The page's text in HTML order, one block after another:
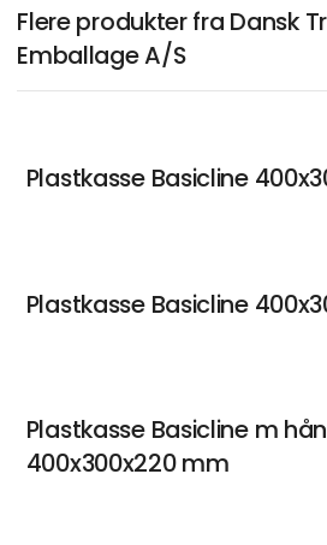
Flere produkter fra Dansk
Emballage A/S
Plastkasse Basicline
Plastkasse Basicline
Plastkasse Basicline m
400x300x220 mm